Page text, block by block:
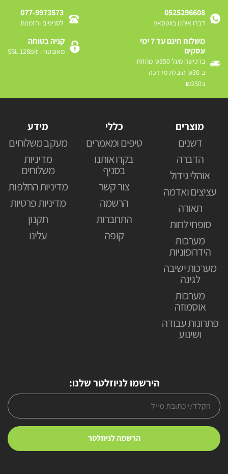
0525296608
דברו איתנו בווטסאפ
077-9973573
לסניפים והזמנות
משלוח חינם עד 7 ימי
עסקים
ברכישה מעל ₪350 מתחת
ב-₪30 הובלת מדרכה
ב₪250
קניה בטוחה
מאובטח - SSL 128bit
מוצרים
דשנים
הדברה
אוהלי גידול
עציצים ואדמה
תאורה
סופחי לחות
מערכות
הידרופוניות
מערכות ישיבה
לגינה
מערכות
אוסמוזה
פתרונות עבודה
ושינוע
כללי
טיפים ומאמרים
בקרו אותנו
בסניף
צור קשר
הרשמה
התחברות
קופה
מידע
מעקב משלוחים
מדיניות
משלוחים
מדיניות החלפות
מדיניות פרטיות
תקנון
עלינו
הירשמו לניוזלטר שלנו: